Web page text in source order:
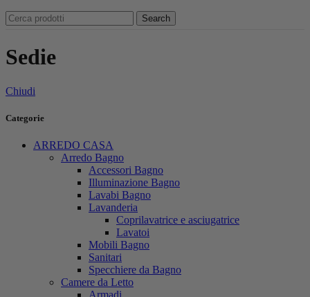
Search
Sedie
Chiudi
Categorie
ARREDO CASA
Arredo Bagno
Accessori Bagno
Illuminazione Bagno
Lavabi Bagno
Lavanderia
Coprilavatrice e asciugatrice
Lavatoi
Mobili Bagno
Sanitari
Specchiere da Bagno
Camere da Letto